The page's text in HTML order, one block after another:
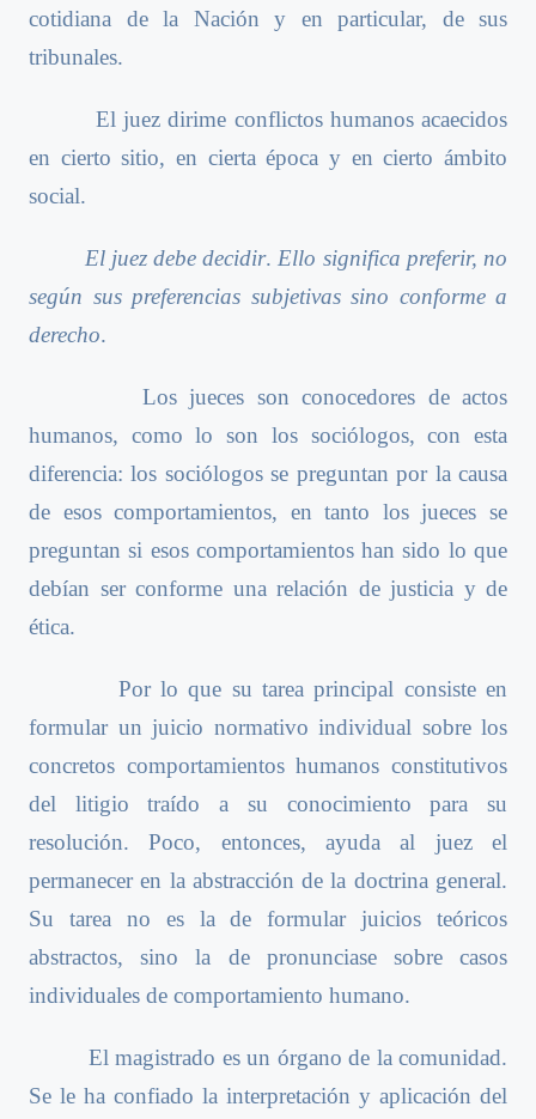
cotidiana de la Nación y en particular, de sus
tribunales.
El juez dirime conflictos humanos acaecidos
en cierto sitio, en cierta época y en cierto ámbito
social.
El juez debe decidir. Ello significa preferir, no
según sus preferencias subjetivas sino conforme a
derecho.
Los jueces son conocedores de actos
humanos, como lo son los sociólogos, con esta
diferencia: los sociólogos se preguntan por la causa
de esos comportamientos, en tanto los jueces se
preguntan si esos comportamientos han sido lo que
debían ser conforme una relación de justicia y de
ética.
Por lo que su tarea principal consiste en
formular un juicio normativo individual sobre los
concretos comportamientos humanos constitutivos
del litigio traído a su conocimiento para su
resolución. Poco, entonces, ayuda al juez el
permanecer en la abstracción de la doctrina general.
Su tarea no es la de formular juicios teóricos
abstractos, sino la de pronunciase sobre casos
individuales de comportamiento humano.
El magistrado es un órgano de la comunidad.
Se le ha confiado la interpretación y aplicación del